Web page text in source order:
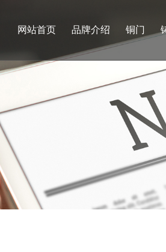
网站首页 品牌介绍 铜门